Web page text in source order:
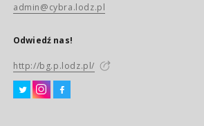
admin@cybra.lodz.pl
Odwiedź nas!
http://bg.p.lodz.pl/